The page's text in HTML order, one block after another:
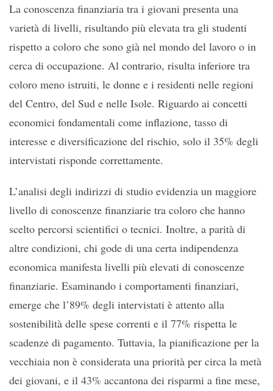
La conoscenza finanziaria tra i giovani presenta una
varietà di livelli, risultando più elevata tra gli studenti
rispetto a coloro che sono già nel mondo del lavoro o in
cerca di occupazione. Al contrario, risulta inferiore tra
coloro meno istruiti, le donne e i residenti nelle regioni
del Centro, del Sud e nelle Isole. Riguardo ai concetti
economici fondamentali come inflazione, tasso di
interesse e diversificazione del rischio, solo il 35% degli
intervistati risponde correttamente.
L’analisi degli indirizzi di studio evidenzia un maggiore
livello di conoscenze finanziarie tra coloro che hanno
scelto percorsi scientifici o tecnici. Inoltre, a parità di
altre condizioni, chi gode di una certa indipendenza
economica manifesta livelli più elevati di conoscenze
finanziarie. Esaminando i comportamenti finanziari,
emerge che l’89% degli intervistati è attento alla
sostenibilità delle spese correnti e il 77% rispetta le
scadenze di pagamento. Tuttavia, la pianificazione per la
vecchiaia non è considerata una priorità per circa la metà
dei giovani, e il 43% accantona dei risparmi a fine mese,